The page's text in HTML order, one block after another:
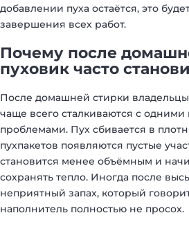
добавлении пуха остаётся, это
завершения всех работ.
Почему после
пуховик часто
После домашней стирки
чаще всего сталкиваются с
проблемами. Пух сбивается в
пухпакетов появляются пустые
становится менее объёмным и
сохранять тепло. Иногда после
неприятный запах, который
наполнитель полностью не просох.